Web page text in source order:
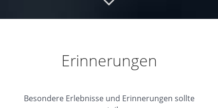
Erinnerungen
Besondere Erlebnisse und Erinnerungen sollte